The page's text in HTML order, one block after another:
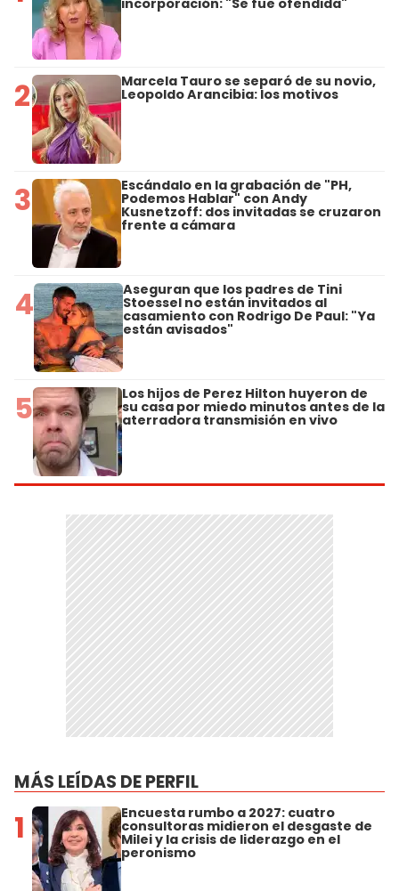
2 Marcela Tauro se separó de su novio,
Leopoldo Arancibia: los motivos
3 Escándalo en la grabación de "PH,
Podemos Hablar" con Andy
Kusnetzoff: dos invitadas se cruzaron
frente a cámara
4 Aseguran que los padres de Tini
Stoessel no están invitados al
casamiento con Rodrigo De Paul: "Ya
están avisados"
5 Los hijos de Perez Hilton huyeron de
su casa por miedo minutos antes de la
aterradora transmisión en vivo
MÁS LEÍDAS DE PERFIL
1 Encuesta rumbo a 2027: cuatro
consultoras midieron el desgaste de
Milei y la crisis de liderazgo en el
peronismo